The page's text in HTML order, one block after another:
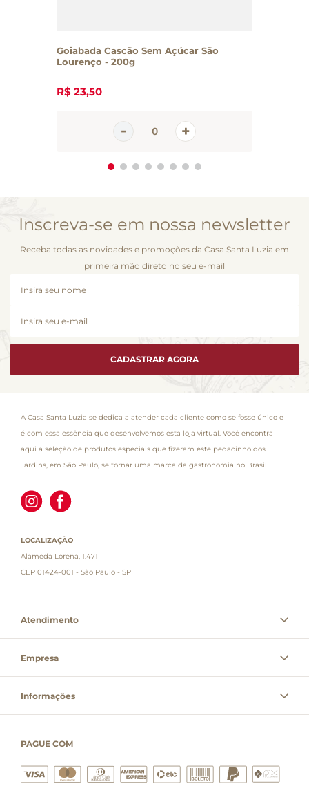
Goiabada Cascão Sem Açúcar São
Lourenço - 200g
R$ 23,50
Inscreva-se em nossa newsletter
Receba todas as novidades e promoções da Casa Santa Luzia em
primeira mão direto no seu e-mail
CADASTRAR AGORA
A Casa Santa Luzia se dedica a atender cada cliente como se fosse único e
é com essa essência que desenvolvemos esta loja virtual. Você encontra
aqui a seleção de produtos especiais que fizeram este pedacinho dos
Jardins, em São Paulo, se tornar uma marca da gastronomia no Brasil.
LOCALIZAÇÃO
Alameda Lorena, 1.471
CEP 01424-001 - São Paulo - SP
Atendimento
Empresa
Informações
PAGUE COM